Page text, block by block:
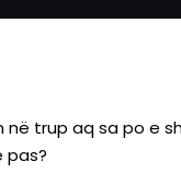
trup aq sa po e
pas?